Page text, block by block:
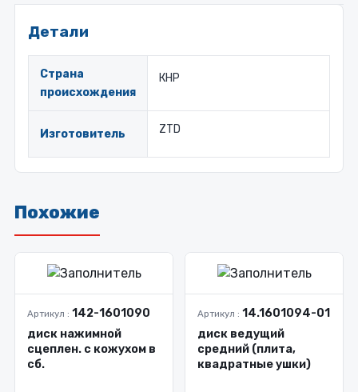
Детали
Страна
происхождения
КНР
Изготовитель ZTD
Похожие
Артикул : 142-1601090
диск нажимной
сцеплен. с кожухом в
сб.
Артикул : 14.1601094-01
диск ведущий
средний (плита,
квадратные ушки)